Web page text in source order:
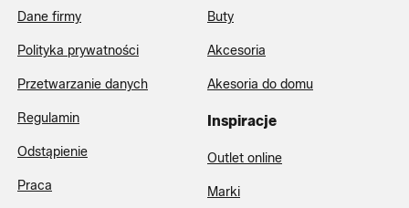
Dane firmy
Polityka prywatności
Przetwarzanie danych
Regulamin
Odstąpienie
Praca
Buty
Akcesoria
Akesoria do domu
Inspiracje
Outlet online
Marki